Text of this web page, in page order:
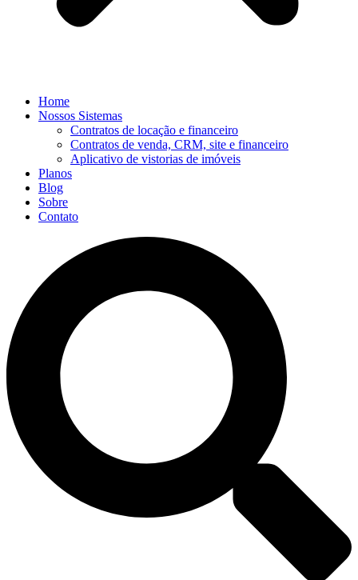
Home
Nossos Sistemas
Contratos de locação e financeiro
Contratos de venda, CRM, site e financeiro
Aplicativo de vistorias de imóveis
Planos
Blog
Sobre
Contato